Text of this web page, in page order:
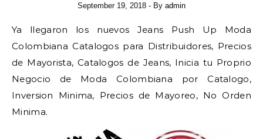
September 19, 2018 - By admin
Ya llegaron los nuevos Jeans Push Up Moda
Colombiana Catalogos para Distribuidores, Precios
de Mayorista, Catalogos de Jeans, Inicia tu Proprio
Negocio de Moda Colombiana por Catalogo,
Inversion Minima, Precios de Mayoreo, No Orden
Minima.